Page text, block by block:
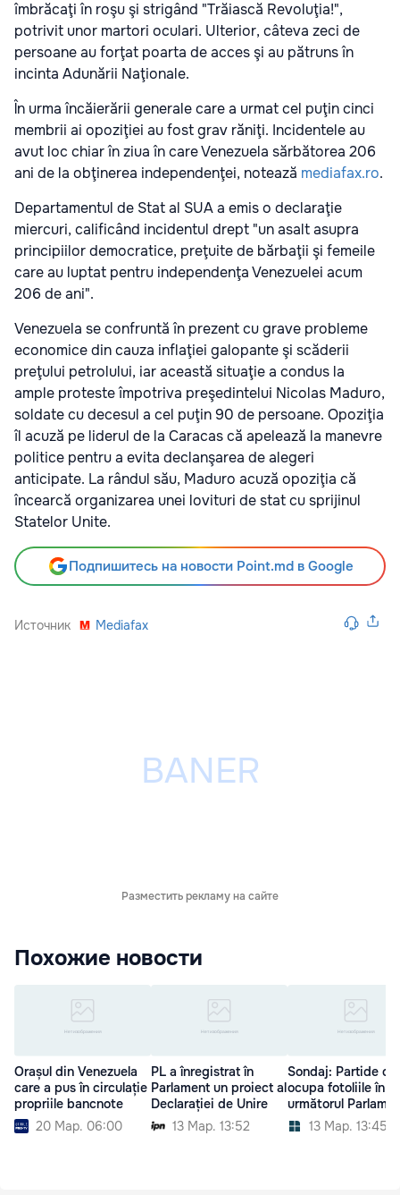
îmbrăcaţi în roşu şi strigând "Trăiască Revoluţia!",
potrivit unor martori oculari. Ulterior, câteva zeci de
persoane au forţat poarta de acces şi au pătruns în
incinta Adunării Naţionale.
În urma încăierării generale care a urmat cel puţin cinci
membrii ai opoziţiei au fost grav răniţi. Incidentele au
avut loc chiar în ziua în care Venezuela sărbătorea 206
ani de la obţinerea independenţei, notează mediafax.ro.
Departamentul de Stat al SUA a emis o declaraţie
miercuri, calificând incidentul drept "un asalt asupra
principiilor democratice, preţuite de bărbaţii şi femeile
care au luptat pentru independenţa Venezuelei acum
206 de ani".
Venezuela se confruntă în prezent cu grave probleme
economice din cauza inflaţiei galopante şi scăderii
preţului petrolului, iar această situaţie a condus la
ample proteste împotriva preşedintelui Nicolas Maduro,
soldate cu decesul a cel puţin 90 de persoane. Opoziţia
îl acuză pe liderul de la Caracas că apelează la manevre
politice pentru a evita declanşarea de alegeri
anticipate. La rândul său, Maduro acuză opoziţia că
încearcă organizarea unei lovituri de stat cu sprijinul
Statelor Unite.
Подпишитесь на новости Point.md в Google
Источник Mediafax
Разместить рекламу на сайте
Похожие новости
Orașul din Venezuela
care a pus în circulație
propriile bancnote
20 Мар. 06:00
PL a înregistrat în
Parlament un proiect al
Declarației de Unire
13 Мар. 13:52
Sondaj: Partide ce
ocupa fotoliile în
următorul
13 Мар. 13:45